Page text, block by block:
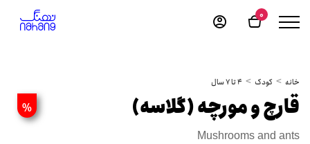
0
خانه کودک 4 تا 7 سال
% قارچ و مورچه (گلاسه)
Mushrooms and ants